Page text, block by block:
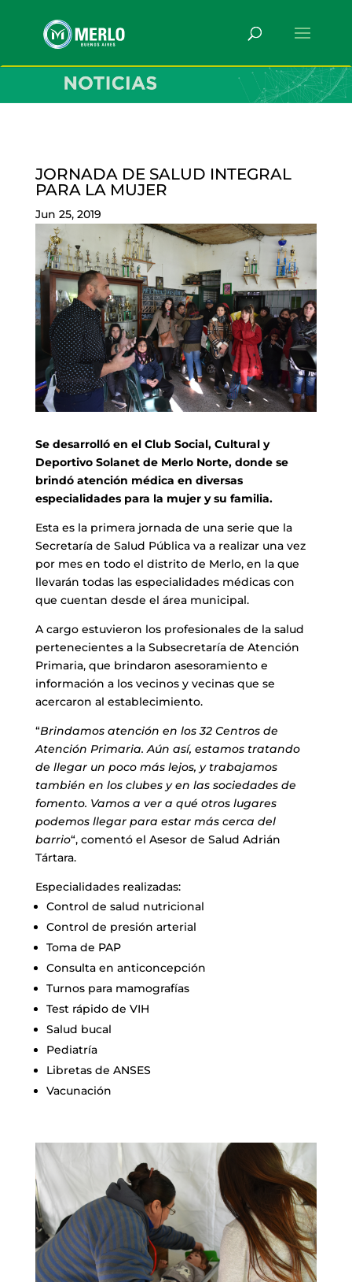
JORNADA DE SALUD INTEGRAL
PARA LA MUJER
Jun 25, 2019
Se desarrolló en el Club Social, Cultural y
Deportivo Solanet de Merlo Norte, donde se
brindó atención médica en diversas
especialidades para la mujer y su familia.
Esta es la primera jornada de una serie que la
Secretaría de Salud Pública va a realizar una vez
por mes en todo el distrito de Merlo, en la que
llevarán todas las especialidades médicas con
que cuentan desde el área municipal.
A cargo estuvieron los profesionales de la salud
pertenecientes a la Subsecretaría de Atención
Primaria, que brindaron asesoramiento e
información a los vecinos y vecinas que se
acercaron al establecimiento.
“Brindamos atención en los 32 Centros de
Atención Primaria. Aún así, estamos tratando
de llegar un poco más lejos, y trabajamos
también en los clubes y en las sociedades de
fomento. Vamos a ver a qué otros lugares
podemos llegar para estar más cerca del
barrio“, comentó el Asesor de Salud Adrián
Tártara.
Especialidades realizadas:
Control de salud nutricional
Control de presión arterial
Toma de PAP
Consulta en anticoncepción
Turnos para mamografías
Test rápido de VIH
Salud bucal
Pediatría
Libretas de ANSES
Vacunación